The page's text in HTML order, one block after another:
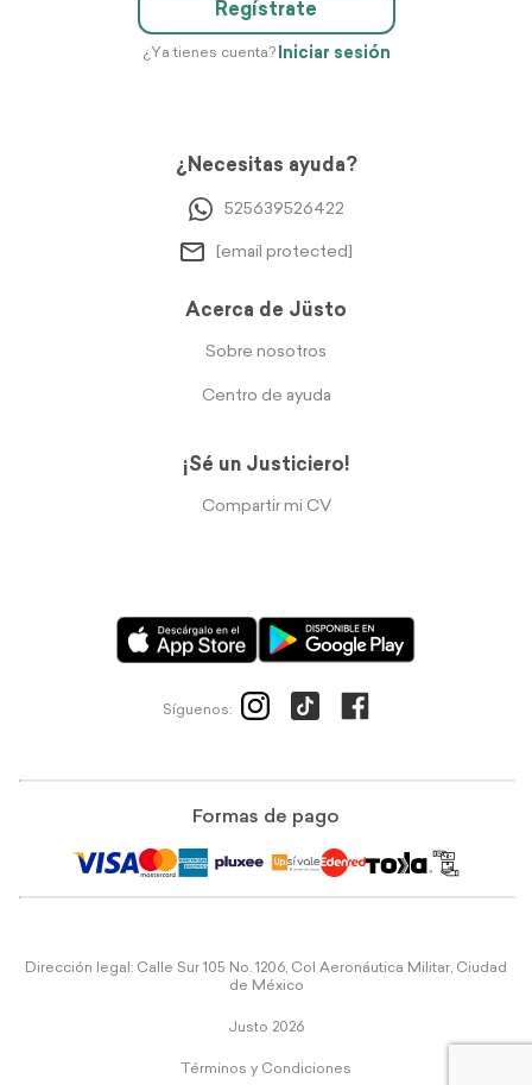
Regístrate
¿Ya tienes cuenta? Iniciar sesión
¿Necesitas ayuda?
525639526422
[email protected]
Acerca de Jüsto
Sobre nosotros
Centro de ayuda
¡Sé un Justiciero!
Compartir mi CV
Síguenos:
Formas de pago
Dirección legal: Calle Sur 105 No. 1206, Col Aeronáutica Militar, Ciudad
de México
Justo 2026
Términos y Condiciones